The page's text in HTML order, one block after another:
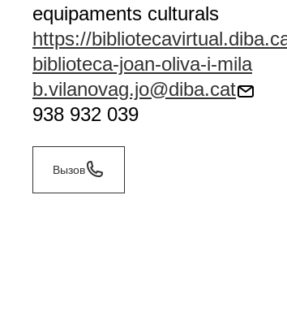
equipaments culturals
https://
biblioteca-joan-oliva-i-mila
b.vilanovag.jo@diba.cat
938 932 039
Вызов